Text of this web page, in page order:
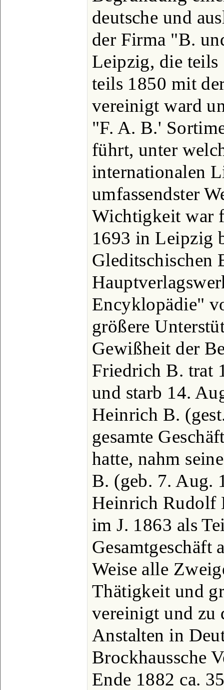
deutsche und
der Firma "B.
Leipzig, die
teils 1850 mit
vereinigt ward
"F. A. B.'
führt, unter
internationalen
umfassendster
Wichtigkeit war
1693 in Leipzig
Gleditschischen
Encyklopädie"
größere
Gewißheit der
Friedrich B. trat
und starb 14.
Heinrich B.
gesamte
hatte, nahm
B. (geb. 7. Aug.
Heinrich Rudolf
im J. 1863 als
Gesamtgeschäft
Weise alle
Thätigkeit und
vereinigt und zu
Anstalten in
Brockhaussche
Ende 1882 ca.